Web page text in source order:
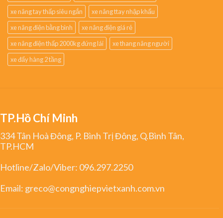
xe nâng tay thấp siêu ngắn
xe nâng ttay nhập khẩu
xe nâng điện bằng bình
xe nâng điện giá rẻ
xe nâng điện thấp 2000kg đứng lái
xe thang nâng người
xe đẩy hàng 2 tầng
TP.Hồ Chí Minh
334 Tân Hoà Đông, P. Bình Trị Đông, Q.Bình Tân,
TP.HCM
Hotline/Zalo/Viber: 096.297.2250
Email: greco@congnghiepvietxanh.com.vn